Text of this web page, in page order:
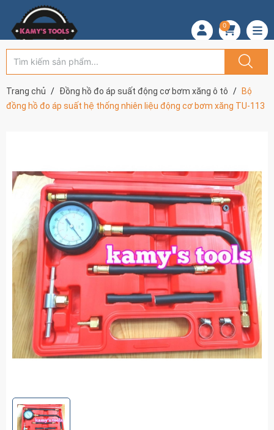
0
Trang chủ Đồng hồ đo áp suất động cơ bơm xăng ô tô
Bộ
đồng hồ đo áp suất hệ thống nhiên liệu động cơ bơm xăng TU-113